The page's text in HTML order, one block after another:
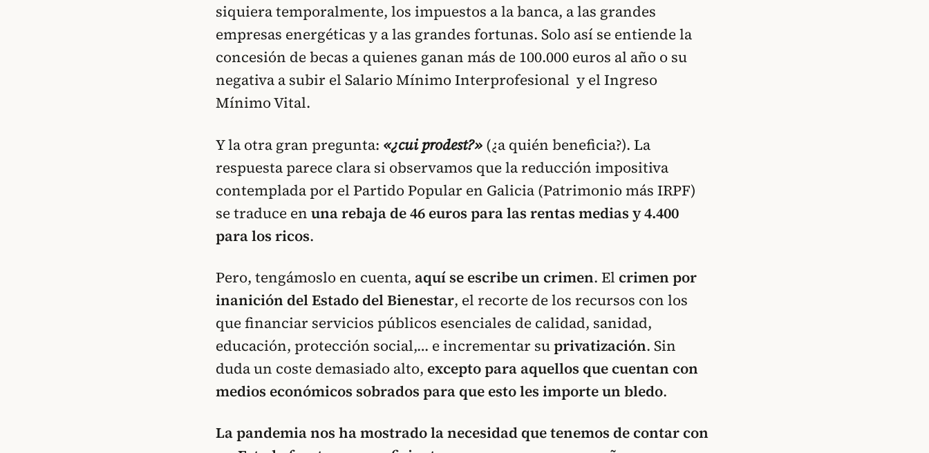
siquiera temporalmente, los impuestos a la banca, a las grandes
empresas energéticas y a las grandes fortunas. Solo así se entiende la
concesión de becas a quienes ganan más de 100.000 euros al año o su
negativa a subir el Salario Mínimo Interprofesional y el Ingreso
Mínimo Vital.
Y la otra gran pregunta: «¿cui prodest?» (¿a quién beneficia?). La
respuesta parece clara si observamos que la reducción impositiva
contemplada por el Partido Popular en Galicia (Patrimonio más IRPF)
se traduce en una rebaja de 46 euros para las rentas medias y 4.400
para los ricos.
Pero, tengámoslo en cuenta, aquí se escribe un crimen. El crimen por
inanición del Estado del Bienestar, el recorte de los recursos con los
que financiar servicios públicos esenciales de calidad, sanidad,
educación, protección social,… e incrementar suprivatización. Sin
duda un coste demasiado alto, excepto para aquellos que cuentan con
medios económicos sobrados para que esto les importe un bledo.
La pandemia nos ha mostrado la necesidad que tenemos de contar con